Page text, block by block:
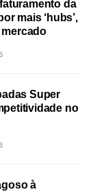
da
mais ‘hubs’,
Super
no
à